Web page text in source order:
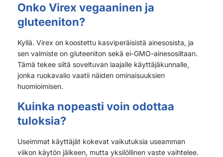
Onko Virex vegaaninen ja
gluteeniton?
Kyllä. Virex on koostettu kasviperäisistä ainesosista, ja
sen valmiste on gluteeniton sekä ei-GMO-ainesosiltaan.
Tämä tekee siitä soveltuvan laajalle käyttäjäkunnalle,
jonka ruokavalio vaatii näiden ominaisuuksien
huomioimisen.
Kuinka nopeasti voin odottaa
tuloksia?
Useimmat käyttäjät kokevat vaikutuksia useamman
viikon käytön jälkeen, mutta yksilöllinen vaste vaihtelee.